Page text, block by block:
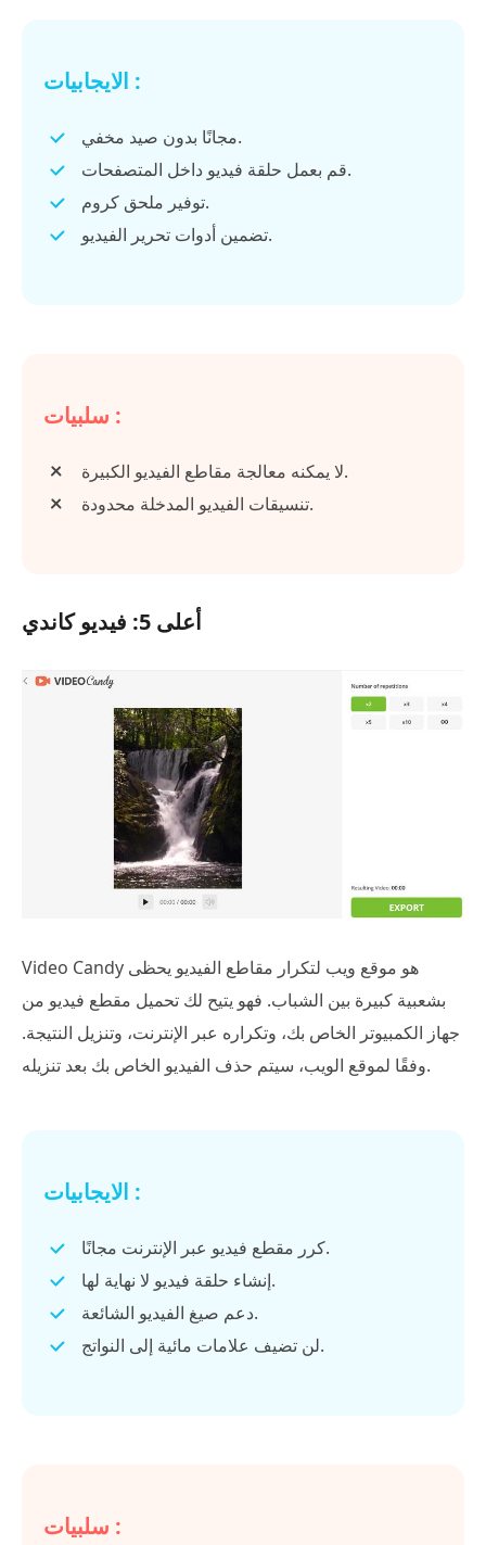
الايجابيات :
مجانًا بدون صيد مخفي.
قم بعمل حلقة فيديو داخل المتصفحات.
توفير ملحق كروم.
تضمين أدوات تحرير الفيديو.
سلبيات :
لا يمكنه معالجة مقاطع الفيديو الكبيرة.
تنسيقات الفيديو المدخلة محدودة.
أعلى 5: فيديو كاندي
Video Candy هو موقع ويب لتكرار مقاطع الفيديو يحظى
بشعبية كبيرة بين الشباب. فهو يتيح لك تحميل مقطع فيديو من
جهاز الكمبيوتر الخاص بك، وتكراره عبر الإنترنت، وتنزيل النتيجة.
وفقًا لموقع الويب، سيتم حذف الفيديو الخاص بك بعد تنزيله.
الايجابيات :
كرر مقطع فيديو عبر الإنترنت مجانًا.
إنشاء حلقة فيديو لا نهاية لها.
دعم صيغ الفيديو الشائعة.
لن تضيف علامات مائية إلى النواتج.
سلبيات :